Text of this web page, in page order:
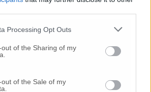
Processing Opt Outs
of the Sharing of my
of the Sale of my
presente